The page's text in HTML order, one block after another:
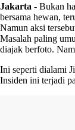
Jakarta - Bukan
bersama hewan,
Namun aksi
Masalah paling
diajak berfoto.
Ini seperti dialami
Insiden ini terjadi